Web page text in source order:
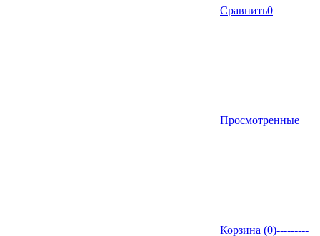
Сравнить0
Просмотренные
Корзина (0)---------